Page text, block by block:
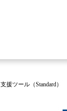
支援ツール（Standard）